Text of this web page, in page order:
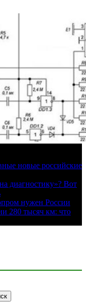
новые российские
диагностику»? Вот
нужен России
280 тысяч км: что